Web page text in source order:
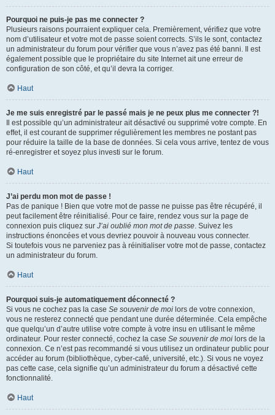
Pourquoi ne puis-je pas me connecter ?
Plusieurs raisons pourraient expliquer cela. Premièrement, vérifiez que votre
nom d’utilisateur et votre mot de passe soient corrects. S’ils le sont, contactez
un administrateur du forum pour vérifier que vous n’avez pas été banni. Il est
également possible que le propriétaire du site Internet ait une erreur de
configuration de son côté, et qu’il devra la corriger.
Haut
Je me suis enregistré par le passé mais je ne peux plus me connecter ?!
Il est possible qu’un administrateur ait désactivé ou supprimé votre compte. En
effet, il est courant de supprimer régulièrement les membres ne postant pas
pour réduire la taille de la base de données. Si cela vous arrive, tentez de vous
ré-enregistrer et soyez plus investi sur le forum.
Haut
J’ai perdu mon mot de passe !
Pas de panique ! Bien que votre mot de passe ne puisse pas être récupéré, il
peut facilement être réinitialisé. Pour ce faire, rendez vous sur la page de
connexion puis cliquez sur J’ai oublié mon mot de passe. Suivez les
instructions énoncées et vous devriez pouvoir à nouveau vous connecter.
Si toutefois vous ne parveniez pas à réinitialiser votre mot de passe, contactez
un administrateur du forum.
Haut
Pourquoi suis-je automatiquement déconnecté ?
Si vous ne cochez pas la case Se souvenir de moi lors de votre connexion,
vous ne resterez connecté que pendant une durée déterminée. Cela empêche
que quelqu’un d’autre utilise votre compte à votre insu en utilisant le même
ordinateur. Pour rester connecté, cochez la case Se souvenir de moi lors de la
connexion. Ce n’est pas recommandé si vous utilisez un ordinateur public pour
accéder au forum (bibliothèque, cyber-café, université, etc.). Si vous ne voyez
pas cette case, cela signifie qu’un administrateur du forum a désactivé cette
fonctionnalité.
Haut